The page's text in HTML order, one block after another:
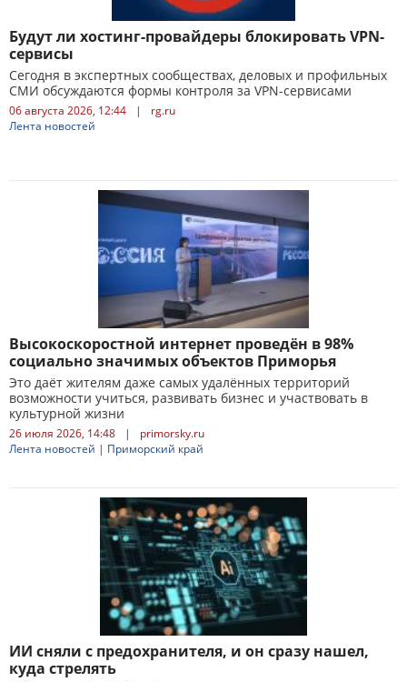
Будут ли хостинг-провайдеры блокировать VPN-
сервисы
Сегодня в экспертных сообществах, деловых и профильных
СМИ обсуждаются формы контроля за VPN-сервисами
06 августа 2026, 12:44 |
rg.ru
Лента новостей
Высокоскоростной интернет проведён в 98%
социально значимых объектов Приморья
Это даёт жителям даже самых удалённых территорий
возможности учиться, развивать бизнес и участвовать в
культурной жизни
26 июля 2026, 14:48 |
primorsky.ru
Лента новостей | Приморский край
ИИ сняли с предохранителя, и он сразу нашел,
куда стрелять